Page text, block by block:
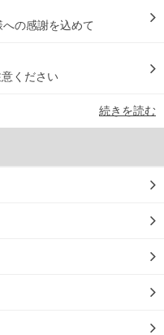
への感謝を込めて
ください
続きを読む